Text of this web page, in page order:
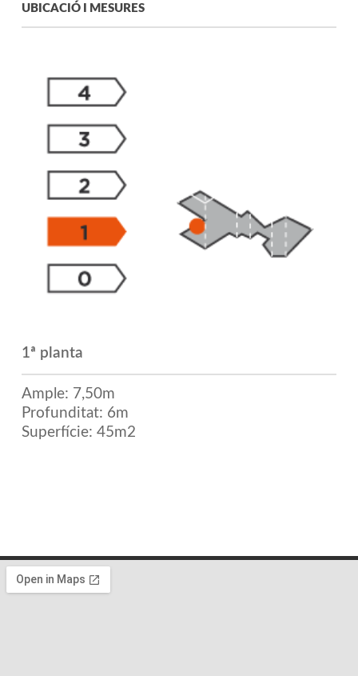
UBICACIÓ I MESURES
1ª planta
Ample: 7,50m
Profunditat: 6m
Superfície: 45m2